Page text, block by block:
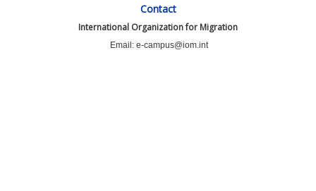
Contact
International Organization for Migration
Email: e-campus@iom.int